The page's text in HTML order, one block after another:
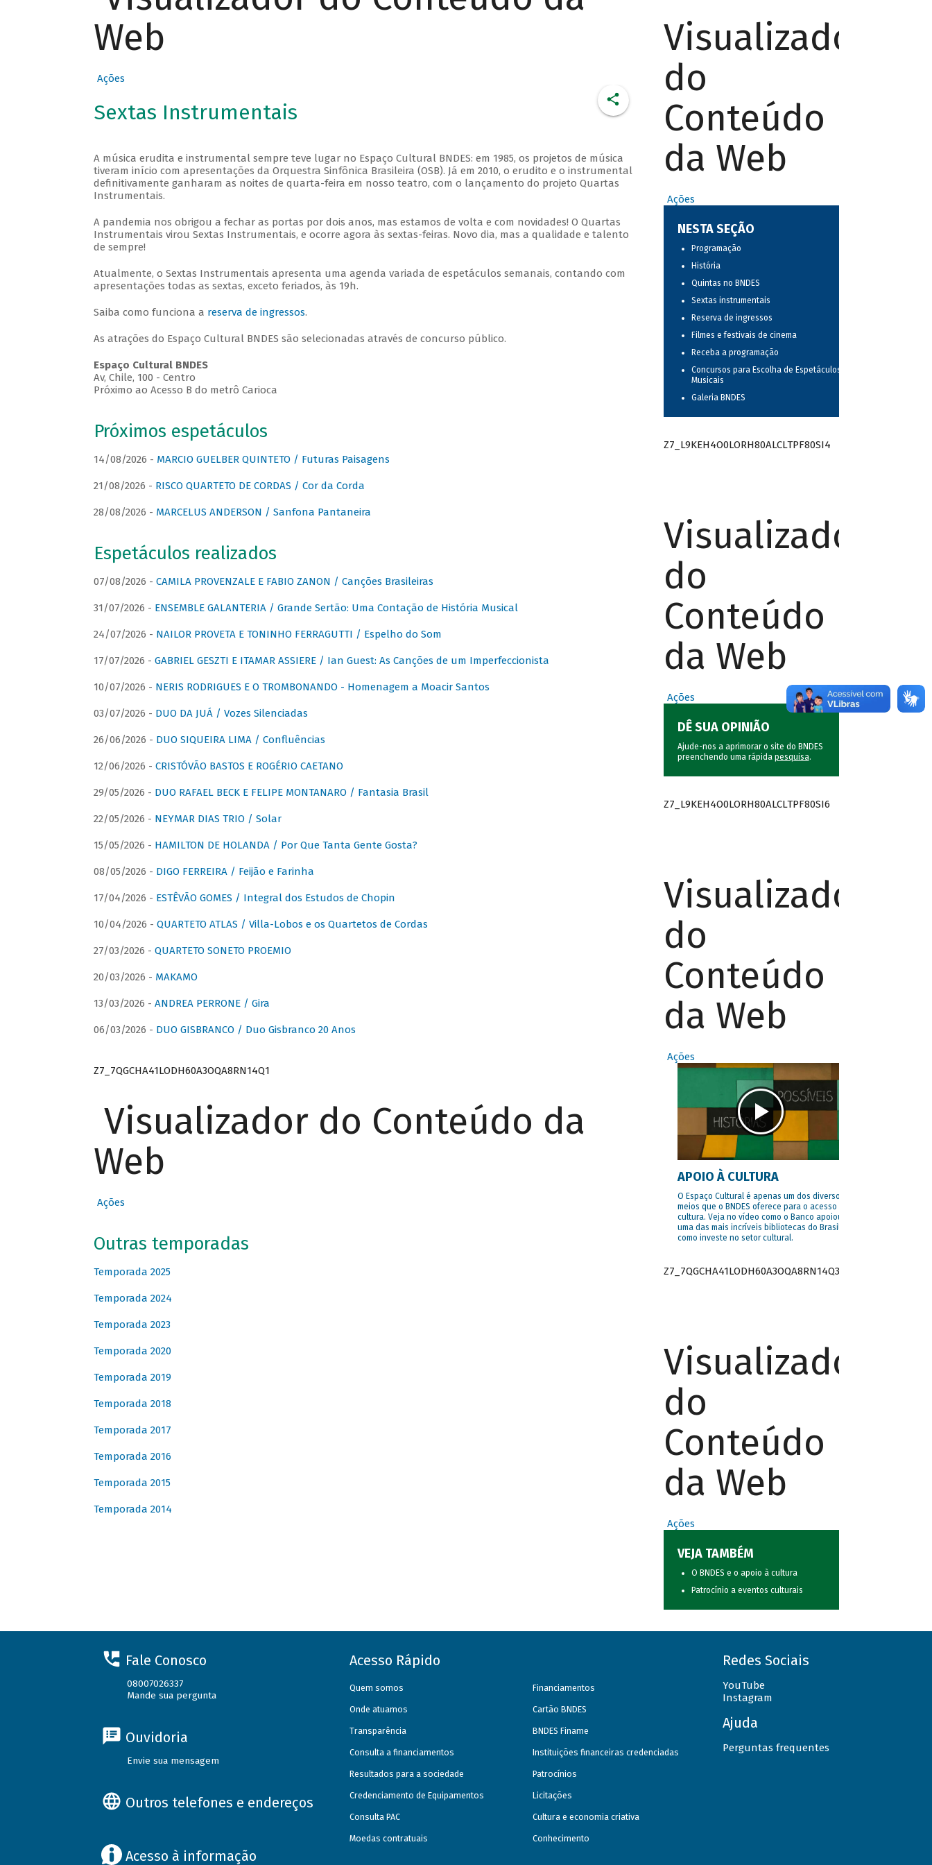
Web
Ações
Sextas Instrumentais
A música erudita e instrumental sempre teve lugar no Espaço Cultural BNDES: em 1985, os projetos de música
tiveram início com apresentações da Orquestra Sinfônica Brasileira (OSB). Já em 2010, o erudito e o instrumental
definitivamente ganharam as noites de quarta-feira em nosso teatro, com o lançamento do projeto Quartas
Instrumentais.
A pandemia nos obrigou a fechar as portas por dois anos, mas estamos de volta e com novidades! O Quartas
Instrumentais virou Sextas Instrumentais, e ocorre agora às sextas-feiras. Novo dia, mas a qualidade e talento
de sempre!
Atualmente, o Sextas Instrumentais apresenta uma agenda variada de espetáculos semanais, contando com
apresentações todas as sextas, exceto feriados, às 19h.
Saiba como funciona a reserva de ingressos.
As atrações do Espaço Cultural BNDES são selecionadas através de concurso público.
Espaço Cultural BNDES
Av, Chile, 100 - Centro
Próximo ao Acesso B do metrô Carioca
Próximos espetáculos
14/08/2026 - MARCIO GUELBER QUINTETO / Futuras Paisagens
21/08/2026 - RISCO QUARTETO DE CORDAS / Cor da Corda
28/08/2026 - MARCELUS ANDERSON / Sanfona Pantaneira
Espetáculos realizados
07/08/2026 - CAMILA PROVENZALE E FABIO ZANON / Canções Brasileiras
31/07/2026 - ENSEMBLE GALANTERIA / Grande Sertão: Uma Contação de História Musical
24/07/2026 - NAILOR PROVETA E TONINHO FERRAGUTTI / Espelho do Som
17/07/2026 - GABRIEL GESZTI E ITAMAR ASSIERE / Ian Guest: As Canções de um Imperfeccionista
10/07/2026 - NERIS RODRIGUES E O TROMBONANDO - Homenagem a Moacir Santos
03/07/2026 - DUO DA JUÁ / Vozes Silenciadas
26/06/2026 - DUO SIQUEIRA LIMA / Confluências
12/06/2026 - CRISTÓVÃO BASTOS E ROGÉRIO CAETANO
29/05/2026 - DUO RAFAEL BECK E FELIPE MONTANARO / Fantasia Brasil
22/05/2026 - NEYMAR DIAS TRIO / Solar
15/05/2026 - HAMILTON DE HOLANDA / Por Que Tanta Gente Gosta?
08/05/2026 - DIGO FERREIRA / Feijão e Farinha
17/04/2026 - ESTÊVÃO GOMES / Integral dos Estudos de Chopin
10/04/2026 - QUARTETO ATLAS / Villa-Lobos e os Quartetos de Cordas
27/03/2026 - QUARTETO SONETO PROEMIO
20/03/2026 - MAKAMO
13/03/2026 - ANDREA PERRONE / Gira
06/03/2026 - DUO GISBRANCO / Duo Gisbranco 20 Anos
Z7_7QGCHA41LODH60A3OQA8RN14Q1
Visualizador do Conteúdo da
Web
Ações
Outras temporadas
Temporada 2025
Temporada 2024
Temporada 2023
Temporada 2020
Temporada 2019
Temporada 2018
Temporada 2017
Temporada 2016
Temporada 2015
Temporada 2014
Visualizador
do
Conteúdo
da Web
Ações
NESTA SEÇÃO
Programação
História
Quintas no BNDES
Sextas instrumentais
Reserva de ingressos
Filmes e festivais de cinema
Receba a programação
Concursos para Escolha de Espetáculos
Musicais
Galeria BNDES
Z7_L9KEH4O0LORH80ALCLTPF80SI4
Visualizador
do
Conteúdo
da Web
Ações
DÊ SUA OPINIÃO
Ajude-nos a aprimorar o site do BNDES
preenchendo uma rápida pesquisa.
Z7_L9KEH4O0LORH80ALCLTPF80SI6
Visualizador
do
Conteúdo
da Web
Ações
APOIO À CULTURA
O Espaço Cultural é apenas um dos diversos
meios que o BNDES oferece para o acesso à
cultura. Veja no vídeo como o Banco apoiou
uma das mais incríveis bibliotecas do Brasil e
como investe no setor cultural.
Z7_7QGCHA41LODH60A3OQA8RN14Q3
Visualizador
do
Conteúdo
da Web
Ações
VEJA TAMBÉM
O BNDES e o apoio à cultura
Patrocínio a eventos culturais
Fale Conosco
08007026337
Mande sua pergunta
Ouvidoria
Envie sua mensagem
Outros telefones e endereços
Acesso à informação
Acesso Rápido
Quem somos
Onde atuamos
Transparência
Consulta a financiamentos
Resultados para a sociedade
Credenciamento de Equipamentos
Consulta PAC
Moedas contratuais
Financiamentos
Cartão BNDES
BNDES Finame
Instituições financeiras credenciadas
Patrocínios
Licitações
Cultura e economia criativa
Conhecimento
Redes Sociais
YouTube
Instagram
Ajuda
Perguntas frequentes